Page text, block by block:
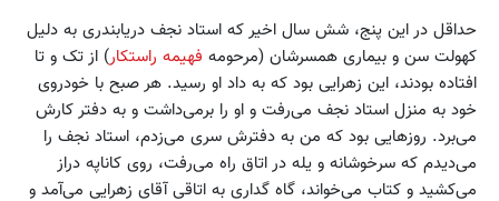
حداقل در این پنج، شش سال اخیر که استاد نجف دریابندری به دلیل
کهولت سن و بیماری همسرشان (مرحومه فهیمه راستکار) از تک و تا
افتاده بودند، این زهرایی بود که به داد او رسید. هر صبح با خودروی
خود به منزل استاد نجف می‌رفت و او را برمی‌داشت و به دفتر کارش
می‌برد. روزهایی بود که من به دفترش سری می‌زدم، استاد نجف را
می‌دیدم که سرخوشانه و یله در اتاق راه می‌رفت، روی کاناپه دراز
می‌کشید و کتاب می‌خواند، گاه گداری به اتاقی آقای زهرایی می‌آمد و